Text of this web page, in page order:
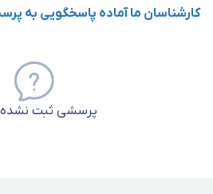
کارشناسان ما آماده پاسخگویی به
پرسشی ثبت